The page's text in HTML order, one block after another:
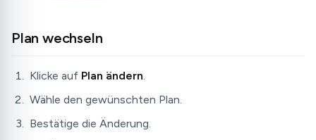
Plan wechseln
Klicke auf Plan ändern.
Wähle den gewünschten Plan.
Bestätige die Änderung.